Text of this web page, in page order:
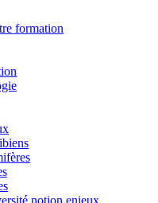
formation
notion enjeux